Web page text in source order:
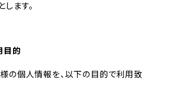
ます。
目的
様の個人情報を、以下の目的で利用致